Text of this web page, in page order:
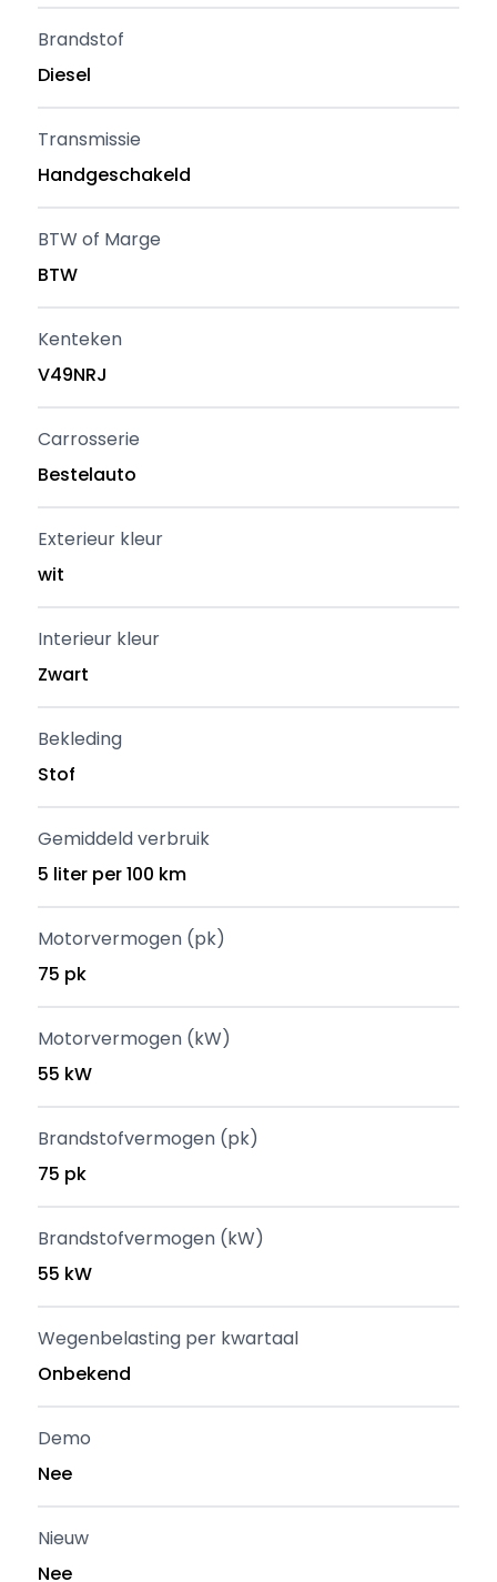
Brandstof
Diesel
Transmissie
Handgeschakeld
BTW of Marge
BTW
Kenteken
V49NRJ
Carrosserie
Bestelauto
Exterieur kleur
wit
Interieur kleur
Zwart
Bekleding
Stof
Gemiddeld verbruik
5 liter per 100 km
Motorvermogen (pk)
75 pk
Motorvermogen (kW)
55 kW
Brandstofvermogen (pk)
75 pk
Brandstofvermogen (kW)
55 kW
Wegenbelasting per kwartaal
Onbekend
Demo
Nee
Nieuw
Nee